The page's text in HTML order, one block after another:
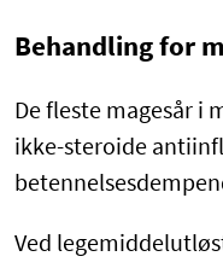
Behandling for
De fleste magesår i
ikke-steroide
Ved